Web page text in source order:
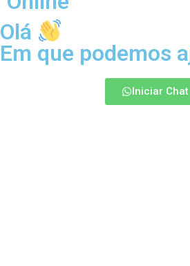
Olá
Em que podemos
Iniciar Chat